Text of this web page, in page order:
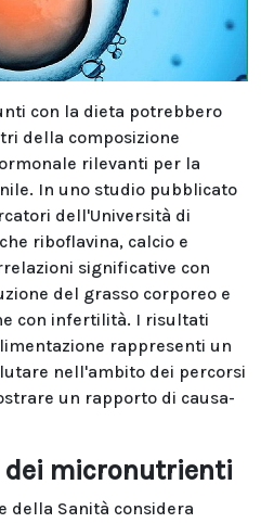
con la dieta potrebbero
della composizione
rilevanti per la
In uno studio pubblicato
dell'Università di
riboflavina, calcio e
significative con
del grasso corporeo e
con infertilità. I risultati
rappresenti un
nell'ambito dei percorsi
un rapporto di causa-
micronutrienti
della Sanità considera